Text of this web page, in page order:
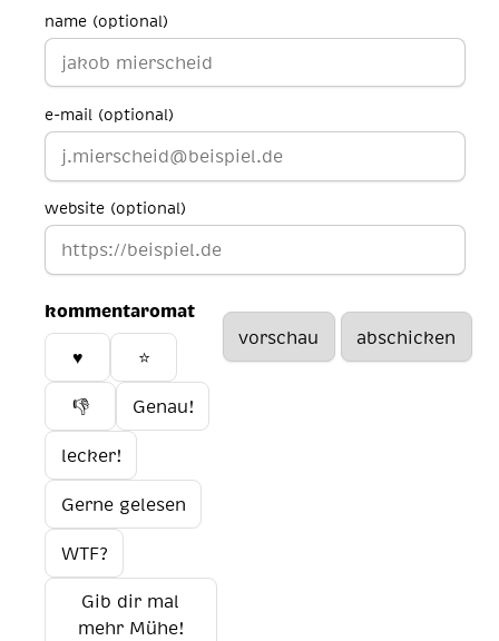
name (optional)
e-mail (optional)
website (optional)
kommentaromat
♥️ ⭐
👎 Genau!
lecker!
Gerne gelesen
WTF?
Gib dir mal
mehr Mühe!